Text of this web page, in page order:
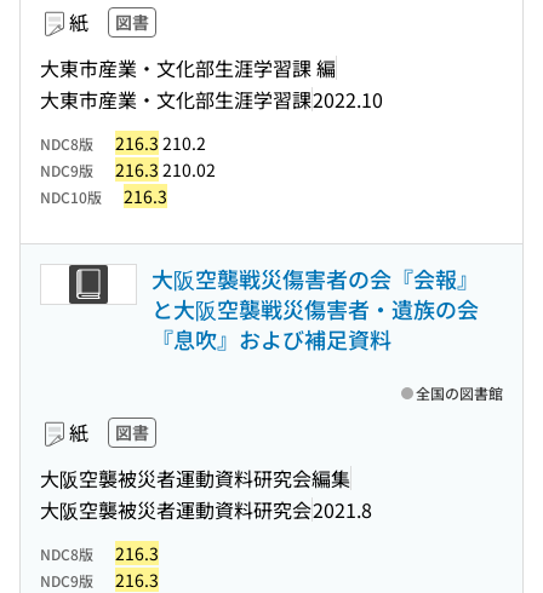
紙 図書
大東市産業・文化部生涯学習課 編
大東市産業・文化部生涯学習課2022.10
NDC8版 216.3 210.2
NDC9版 216.3 210.02
NDC10版 216.3
大阪空襲戦災傷害者の会『会報』
と大阪空襲戦災傷害者・遺族の会
『息吹』および補足資料
紙 図書
大阪空襲被災者運動資料研究会編集
大阪空襲被災者運動資料研究会2021.8
全国の図書館
NDC8版 216.3
NDC9版 216.3